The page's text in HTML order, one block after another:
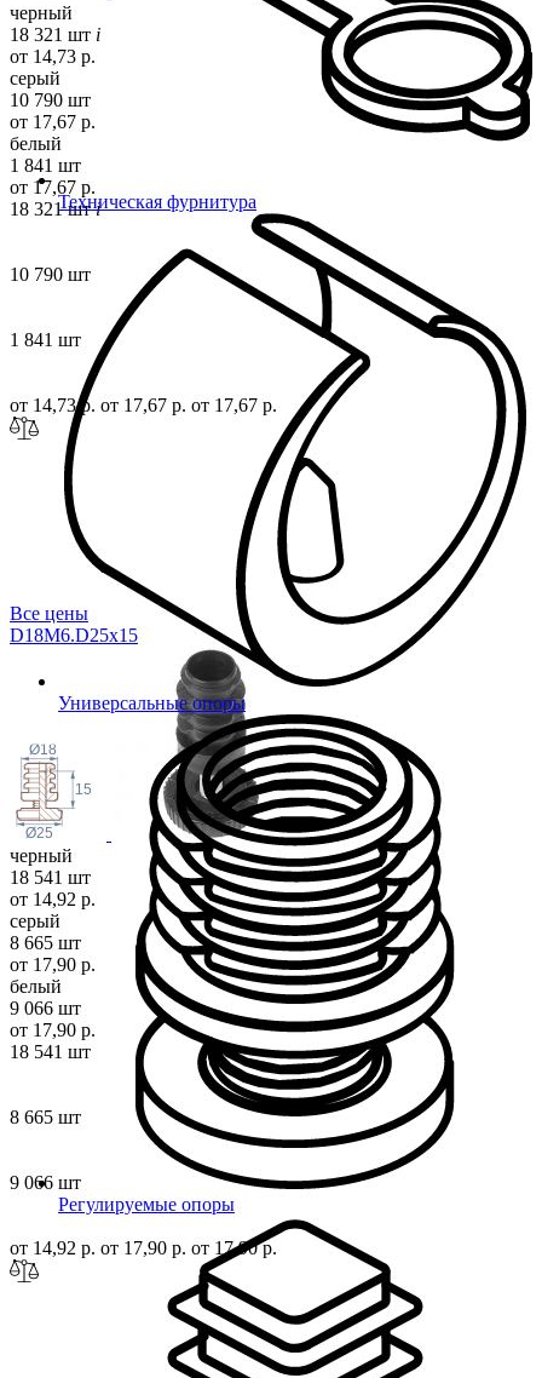
Техническая фурнитура
Универсальные опоры
Регулируемые опоры
черный
18 321 шт i
от 14,73 р.
серый
10 790 шт
от 17,67 р.
белый
1 841 шт
от 17,67 р.
18 321 штi
10 790 шт
1 841 шт
от 14,73 р. от 17,67 р. от 17,67 р.
Все цены
D18M6.D25x15
Ø25
15
Ø18
черный
18 541 шт
от 14,92 р.
серый
8 665 шт
от 17,90 р.
белый
9 066 шт
от 17,90 р.
18 541 шт
8 665 шт
9 066 шт
от 14,92 р. от 17,90 р. от 17,90 р.